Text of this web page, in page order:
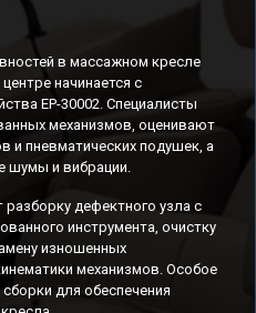
в массажном кресле
начинается с
EP-30002. Специалисты
механизмов, оценивают
и пневматических подушек, а
шумы и вибрации.
дефектного узла с
инструмента, очистку
изношенных
механизмов. Особое
для обеспечения